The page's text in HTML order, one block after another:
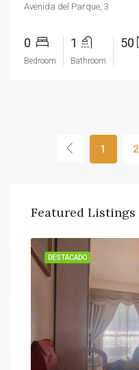
Avenida del Parque, 3
0
Bedroom
1
Bathroom
50
1 2
Featured Listings
DESTACADO